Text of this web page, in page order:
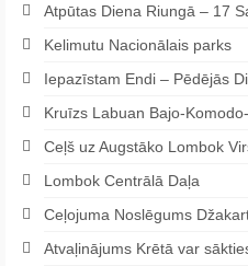
Atpūtas Diena Riungā – 17
Kelimutu Nacionālais parks
Iepazīstam Endi – Pēdējās
Kruīzs Labuan Bajo-
Ceļš uz Augstāko Lombok
Lombok Centrālā Daļa
Ceļojuma Noslēgums
Atvaļinājums Krētā var